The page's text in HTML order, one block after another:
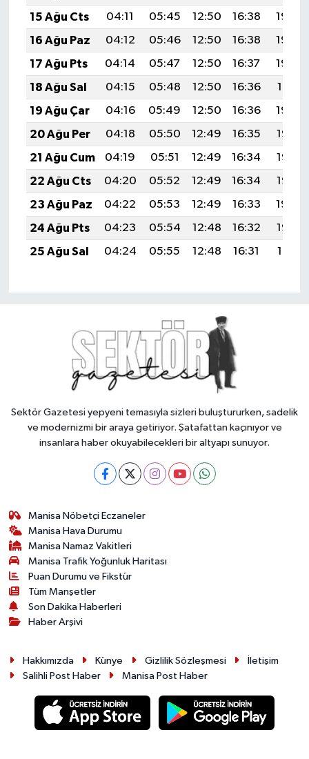
15 Ağu Cts
04:11 05:45 12:50 16:38
19:45
16 Ağu Paz
04:12 05:46 12:50 16:38
19:44
17 Ağu Pts
04:14 05:47 12:50 16:37
19:43
18 Ağu Sal
04:15 05:48 12:50 16:36
19:41
19 Ağu Çar
04:16 05:49 12:50 16:36
19:40
20 Ağu Per
04:18 05:50 12:49 16:35
19:38
21 Ağu Cum
04:19 05:51 12:49 16:34
19:37
22 Ağu Cts
04:20 05:52 12:49 16:34
19:36
23 Ağu Paz
04:22 05:53 12:49 16:33
19:34
24 Ağu Pts
04:23 05:54 12:48 16:32
19:33
25 Ağu Sal
04:24 05:55 12:48 16:31 19:31
Sektör Gazetesi yepyeni temasıyla sizleri buluştururken, sadelik
ve modernizmi bir araya getiriyor. Şatafattan kaçınıyor ve
insanlara haber okuyabilecekleri bir altyapı sunuyor.
Manisa Nöbetçi Eczaneler
Manisa Hava Durumu
Manisa Namaz Vakitleri
Manisa Trafik Yoğunluk Haritası
Puan Durumu ve Fikstür
Tüm Manşetler
Son Dakika Haberleri
Haber Arşivi
Hakkımızda Künye Gizlilik Sözleşmesi
İletişim
Salihli Post Haber
Manisa Post Haber